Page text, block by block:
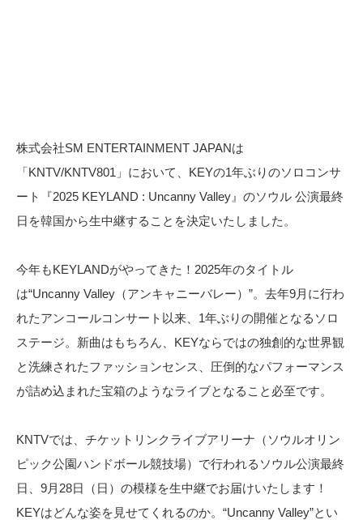
株式会社SM ENTERTAINMENT JAPANは
「KNTV/KNTV801」において、KEYの1年ぶりのソロコンサ
ート『2025 KEYLAND : Uncanny Valley』のソウル 公演最終
日を韓国から生中継することを決定いたしました。
今年もKEYLANDがやってきた！2025年のタイトル
は“Uncanny Valley（アンキャニーバレー）”。去年9月に行わ
れたアンコールコンサート以来、1年ぶりの開催となるソロ
ステージ。新曲はもちろん、KEYならではの独創的な世界観
と洗練されたファッションセンス、圧倒的なパフォーマンス
が詰め込まれた宝箱のようなライブとなること必至です。
KNTVでは、チケットリンクライブアリーナ（ソウルオリン
ピック公園ハンドボール競技場）で行われるソウル公演最終
日、9月28日（日）の模様を生中継でお届けいたします！
KEYはどんな姿を見せてくれるのか。“Uncanny Valley”とい